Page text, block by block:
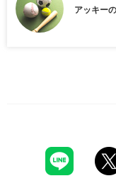
アッキー